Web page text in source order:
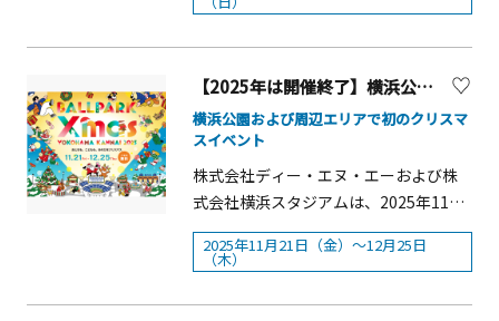
う！&nbsp;クリスマス限定のデコレー
トキーホルダーづくりが体験できるワ
ークショップです。■日時：12月6日
（土）～25日（木）平日11:00～16:00
土日祝11:00～17:00※要整理券（10:30
から配布）（整理券は規定数に達し次
第配布を終了します）※小学生未満要
付添■料金UVレジンの「クリスマスリ
ホルダー800円■場所：FASHION
つのホテルもあり、海越しの富士山を
贅沢に望みながらゆったり過ごせば、
心ほどける3連休に。 ヤシ並木が揺れる
海辺のリゾートで&ldquo;秋の宝物探し
&rdquo;。湘南から、暮らしと自然、文
化が循環する新しいマーケットカルチ
ャーをお届けします。 イベント概要■
イベント名称：第2回 逗子蚤の市 in リ
ビエラ逗子マリーナ■開催日：2025年
11月22日（土）～24日（祝・月）■開
会）市バスと綱引き（川崎市交通局）
臨港バス最新モビリティ大集合！（川
訓練車」の展示（東急バス株式会社）
お知らせ（一般社団法人神奈川県バス
協会）バスピタ★ちゃれんじ（株式会
社ヴァル研究所）電車京急ミニ電車、
京急グッズ物販（京浜急行電鉄株式会
スマスマーケット発祥の地・ドイツか
ら取り寄せたクリスマスマーケットの
象徴でもある&ldquo;ヒュッテ&rdquo;
（木の小屋）や、会場の装飾等は、現
地の世界観が表現され&ldquo;本場感
&rdquo;をお楽しみいただけます。みな
とみらいの近代的な街並みと海を臨む
横浜赤レンガ倉庫に煌びやかなクリス
周5分ほどの石段の遊歩道を登りなが
ら、水のせせらぎや鳥の鳴き声が響く
ください。そのほか、企画展、講演
ポップアップカフェ、コッペパンや梅
加工品、キッチンカー、和菓子などの
期間限定店舗を楽しめます。 紅葉の遊
歩道開放 概要■日程：11月21日（金）
【2025年は開催終了】横浜公園「BALLPARK Xmas YOKOHAMA KANNAI 2025」
横浜公園および周辺エリアで初のクリスマ
スイベント
株式会社ディー・エヌ・エーおよび株
式会社横浜スタジアムは、2025年11月
21日(金)～12月25日(木)の期間、横浜公
園で、初のクリスマスイベント
KANNAI 2025」を開催します。
2025年11月21日（金）～12月25日
（木）